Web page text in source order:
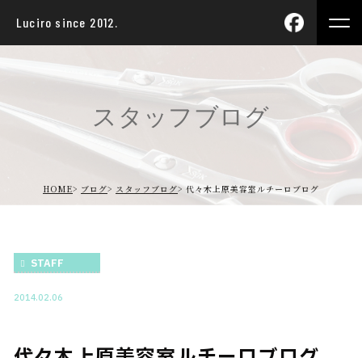
Luciro since 2012.
スタッフブログ
HOME ブログ スタッフブログ 代々木上原美容室ルチーロブログ
STAFF
2014.02.06